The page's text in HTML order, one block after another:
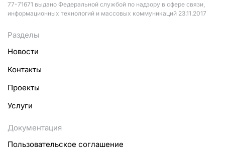
77-71671 выдано Федеральной службой по надзору в сфере связи,
информационных технологий и массовых коммуникаций 23.11.2017
Разделы
Новости
Контакты
Проекты
Услуги
Документация
Пользовательское соглашение